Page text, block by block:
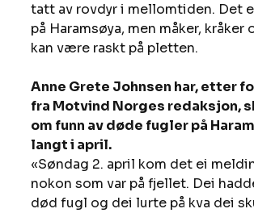
tatt av rovdyr i mellomtiden. Det
på Haramsøya, men måker, kråker
kan være raskt på pletten.
Anne Grete Johnsen har, etter
fra Motvind Norges redaksjon,
om funn av døde fugler på
langt i april.
«Søndag 2. april kom det ei
nokon som var på fjellet. Dei
død fugl og dei lurte på kva dei